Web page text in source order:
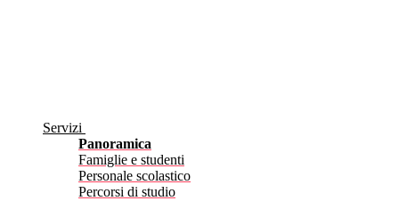
Servizi
Panoramica
Famiglie e studenti
Personale scolastico
Percorsi di studio